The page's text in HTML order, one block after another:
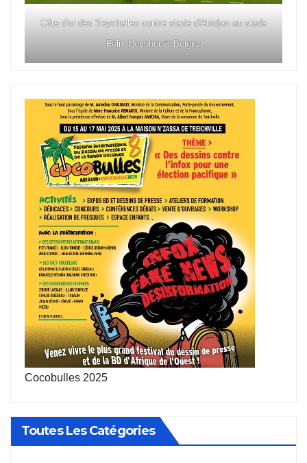
Côte d'or des Seychelles contre stade d'Abidjan au stade
Félix Houphouët Boigny
Cocobulles 2025
Toutes Les Catégories